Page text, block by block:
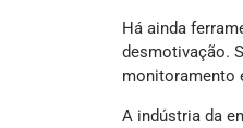
Há ainda
desmotivação.
monitoramento
A indústria da